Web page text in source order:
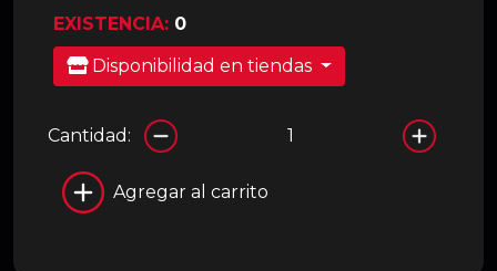
EXISTENCIA: 0
Disponibilidad en tiendas
Cantidad:
Agregar al carrito